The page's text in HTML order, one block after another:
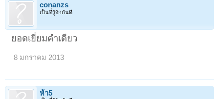
conanzs
เป็นที่รู้จักกันดี
ยอดเยี่ยมคำเดียว
8 มกราคม 2013
ห้า5